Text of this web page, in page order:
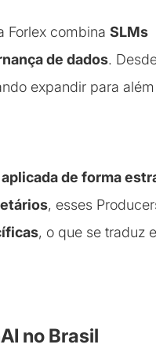
Forlex combina SLMs
de dados.
expandir para
aplicada de forma
, esses
, o que se traduz
no Brasil